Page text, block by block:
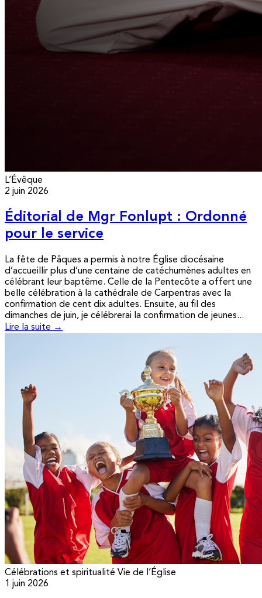
L’Évêque
2 juin 2026
Éditorial de Mgr Fonlupt : Ordonné
pour le service
La fête de Pâques a permis à notre Église diocésaine
d’accueillir plus d’une centaine de catéchumènes adultes en
célébrant leur baptême. Celle de la Pentecôte a offert une
belle célébration à la cathédrale de Carpentras avec la
confirmation de cent dix adultes. Ensuite, au fil des
dimanches de juin, je célébrerai la confirmation de jeunes...
Lire la suite →
Célébrations et spiritualité Vie de l’Église
1 juin 2026